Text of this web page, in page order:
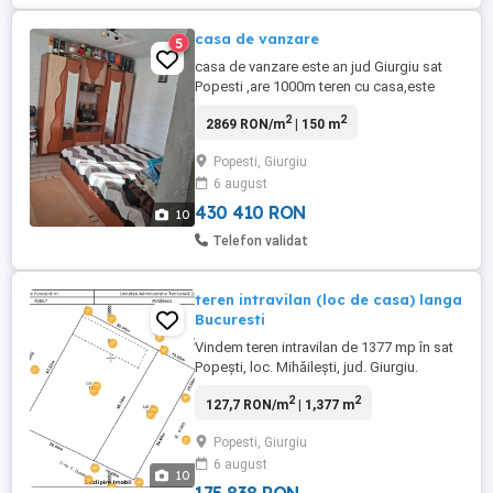
10
5 casa de vanzare
casa de vanzare este an jud Giurgiu sat
Popesti ,are 1000m teren cu casa,este
,baie cu apa calda la boiler
este si centrala pe peleti , fosa septica
ecologica se scoate o data pe
an,conducta de gaze an fata porti, actele
2869 RON/m2| 150 m2
Popesti, Giurgiu
6 august
430 410 RON
Telefon validat
10
teren intravilan (loc de casa) langa
Bucuresti
Vindem teren intravilan de 1377 mp în sat
Popești, loc. Mihăilești, jud. Giurgiu.
stradă și cca 45 ml adâncime, iar ca
strada, gaz pe str. Sondei. Pe teren se afla
un garaj din beton, pomi fructiferi tineri și
vita ...
127,7 RON/m2| 1,377 m2
Popesti, Giurgiu
6 august